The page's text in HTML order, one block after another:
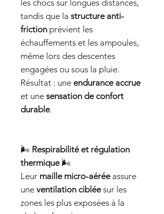
les chocs sur longues distances,
tandis que la structure anti-
friction prévient les
échauffements et les ampoules,
même lors des descentes
engagées ou sous la pluie.
Résultat : une endurance accrue
et une sensation de confort
durable.
🌬️ Respirabilité et régulation
thermique🌬️
Leur maille micro-aéréeassure
une ventilation cibléesur les
zones les plus exposées à la